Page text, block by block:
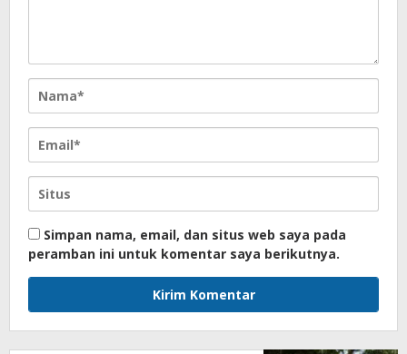
Simpan nama, email, dan situs web saya pada
peramban ini untuk komentar saya berikutnya.